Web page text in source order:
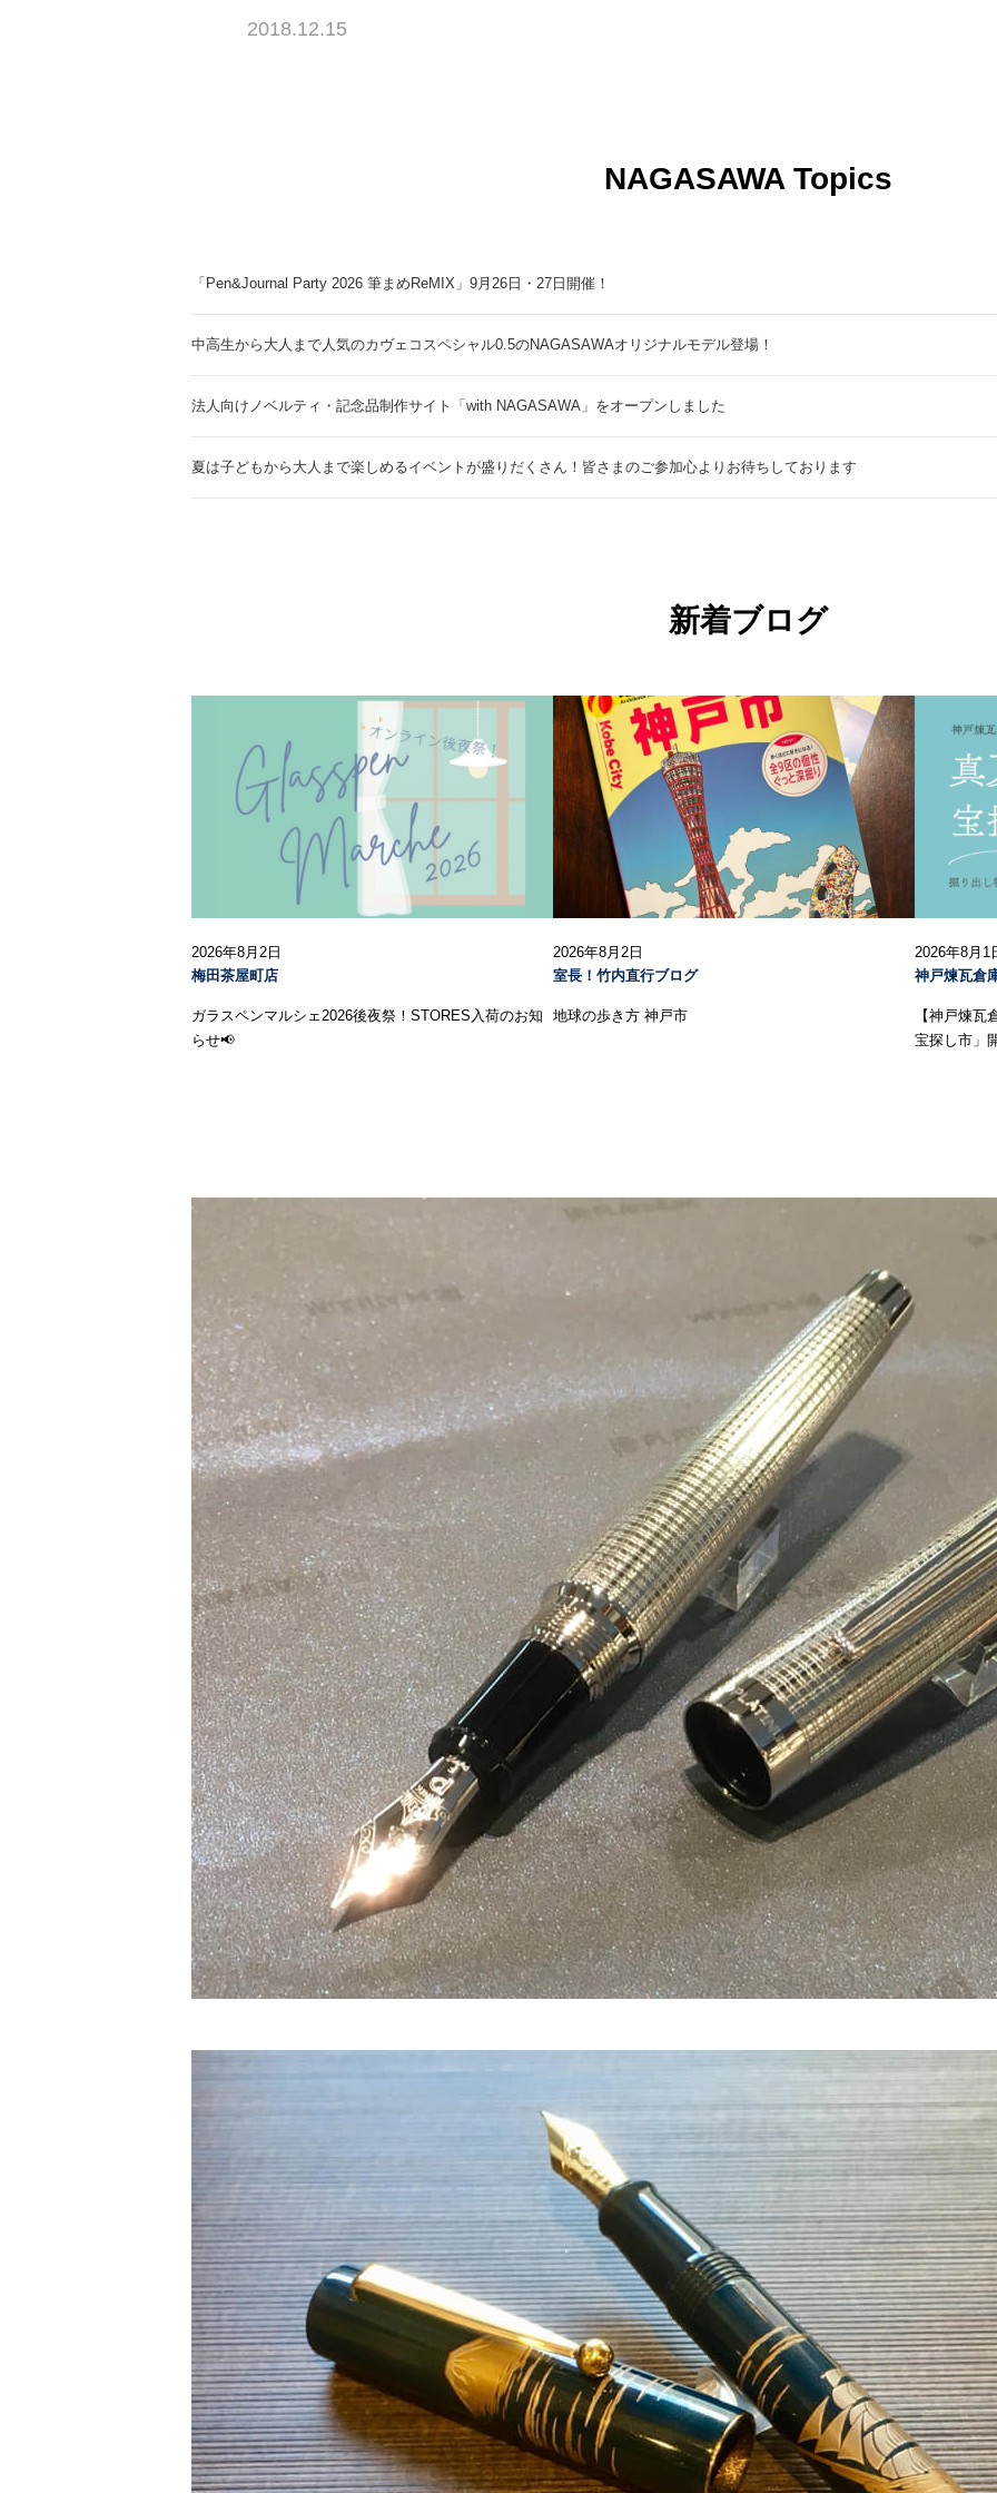
2018.12.15
NAGASAWA Topics
「Pen&Journal Party 2026 筆まめReMIX」9月26日・27日開催！
中高生から大人まで人気のカヴェコスペシャル0.5のNAGASAWAオリジナルモデル登場！
法人向けノベルティ・記念品制作サイト「with NAGASAWA」をオープンしました
夏は子どもから大人まで楽しめるイベントが盛りだくさん！皆さまのご参加心よりお待ちしております
新着ブログ
2026年8月2日
梅田茶屋町店
ガラスペンマルシェ2026後夜祭！STORES入荷のお知
らせ📢
2026年8月2日
室長！竹内直行ブログ
地球の歩き方 神戸市
2026年8月1
神戸煉瓦倉
【神戸煉瓦
宝探し市」